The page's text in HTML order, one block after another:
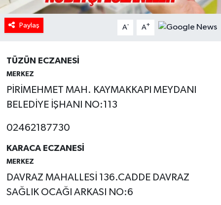
Paylaş A- A+
TÜZÜN ECZANESİ
MERKEZ
PİRİMEHMET MAH. KAYMAKKAPI MEYDANI
BELEDİYE İŞHANI NO:113
02462187730
KARACA ECZANESİ
MERKEZ
DAVRAZ MAHALLESİ 136.CADDE DAVRAZ
SAĞLIK OCAĞI ARKASI NO:6
MAGAZİN
Oyun
POLİTİKA
RESMİ İLANLAR
SAĞLIK
Tarihi Yapılarımız